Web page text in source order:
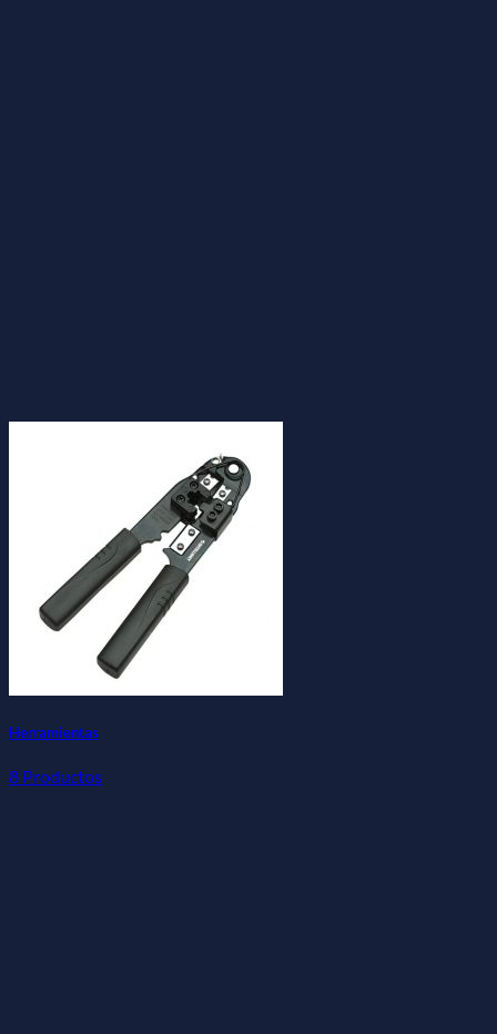
Herramientas
8 Productos